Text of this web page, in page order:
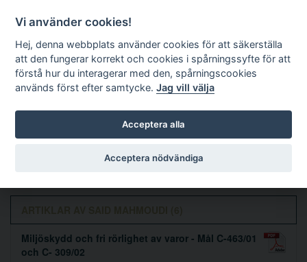
Sök
Said Mahmoudi
Miljöskydd och fri rörlighet av varor - Mål C-463/01
och C- 309/02
Vi använder cookies!
Hej, denna webbplats använder cookies för att säkerställa
att den fungerar korrekt och cookies i spårningssyfte för att
förstå hur du interagerar med den, spårningscookies
används först efter samtycke.Jag vill välja
Acceptera alla
Acceptera nödvändiga